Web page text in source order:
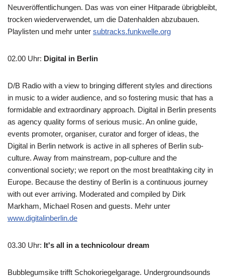
Neuveröffentlichungen. Das was von einer Hitparade übrigbleibt,
trocken wiederverwendet, um die Datenhalden abzubauen.
Playlisten und mehr unter subtracks.funkwelle.org
02.00 Uhr: Digital in Berlin
D/B Radio with a view to bringing different styles and directions
in music to a wider audience, and so fostering music that has a
formidable and extraordinary approach. Digital in Berlin presents
as agency quality forms of serious music. An online guide,
events promoter, organiser, curator and forger of ideas, the
Digital in Berlin network is active in all spheres of Berlin sub-
culture. Away from mainstream, pop-culture and the
conventional society; we report on the most breathtaking city in
Europe. Because the destiny of Berlin is a continuous journey
with out ever arriving. Moderated and compiled by Dirk
Markham, Michael Rosen and guests. Mehr unter
www.digitalinberlin.de
03.30 Uhr: It's all in a technicolour dream
Bubblegumsike trifft Schokoriegelgarage. Undergroundsounds